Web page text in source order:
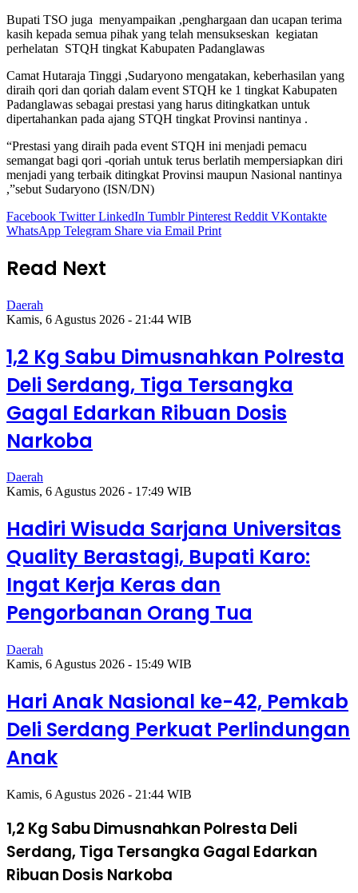
Bupati TSO juga menyampaikan ,penghargaan dan ucapan terima
kasih kepada semua pihak yang telah mensukseskan kegiatan
perhelatan STQH tingkat Kabupaten Padanglawas
Camat Hutaraja Tinggi ,Sudaryono mengatakan, keberhasilan yang
diraih qori dan qoriah dalam event STQH ke 1 tingkat Kabupaten
Padanglawas sebagai prestasi yang harus ditingkatkan untuk
dipertahankan pada ajang STQH tingkat Provinsi nantinya .
“Prestasi yang diraih pada event STQH ini menjadi pemacu
semangat bagi qori -qoriah untuk terus berlatih mempersiapkan diri
menjadi yang terbaik ditingkat Provinsi maupun Nasional nantinya
,”sebut Sudaryono (ISN/DN)
Facebook Twitter LinkedIn Tumblr Pinterest Reddit VKontakte
WhatsApp Telegram Share via Email Print
Read Next
Daerah
Kamis, 6 Agustus 2026 - 21:44 WIB
1,2 Kg Sabu Dimusnahkan Polresta
Deli Serdang, Tiga Tersangka
Gagal Edarkan Ribuan Dosis
Narkoba
Daerah
Kamis, 6 Agustus 2026 - 17:49 WIB
Hadiri Wisuda Sarjana Universitas
Quality Berastagi, Bupati Karo:
Ingat Kerja Keras dan
Pengorbanan Orang Tua
Daerah
Kamis, 6 Agustus 2026 - 15:49 WIB
Hari Anak Nasional ke-42, Pemkab
Deli Serdang Perkuat Perlindungan
Anak
Kamis, 6 Agustus 2026 - 21:44 WIB
1,2 Kg Sabu Dimusnahkan Polresta Deli
Serdang, Tiga Tersangka Gagal Edarkan
Ribuan Dosis Narkoba